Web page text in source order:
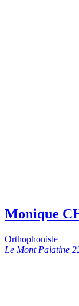
Monique
Orthophoniste
Le Mont Palatine